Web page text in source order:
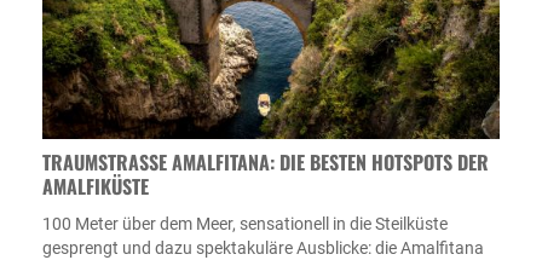
TRAUMSTRASSE AMALFITANA: DIE BESTEN HOTSPOTS DER A
MALFIKÜSTE
100 Meter über dem Meer, sensationell in die Steilküste
gesprengt und dazu spektakuläre Ausblicke: die Amalfitana